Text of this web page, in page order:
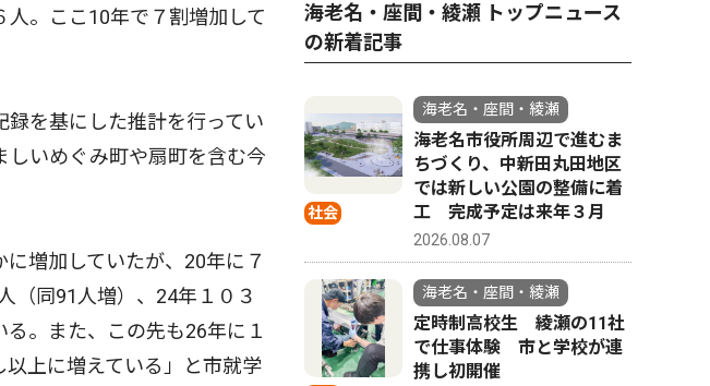
。ここ10年で７割増加して
を基にした推計を行ってい
しいめぐみ町や扇町を含む今
増加していたが、20年に７
（同91人増）、24年１０３
。また、この先も26年に１
上に増えている」と市就学
海老名・座間・綾瀬 トップニュース
の新着記事
社会
海老名・座間・綾瀬
海老名市役所周辺で進むま
ちづくり、中新田丸田地区
では新しい公園の整備に着
工 完成予定は来年３月
2026.08.07
海老名・座間・綾瀬
定時制高校生 綾瀬の11社
で仕事体験 市と学校が連
携し初開催